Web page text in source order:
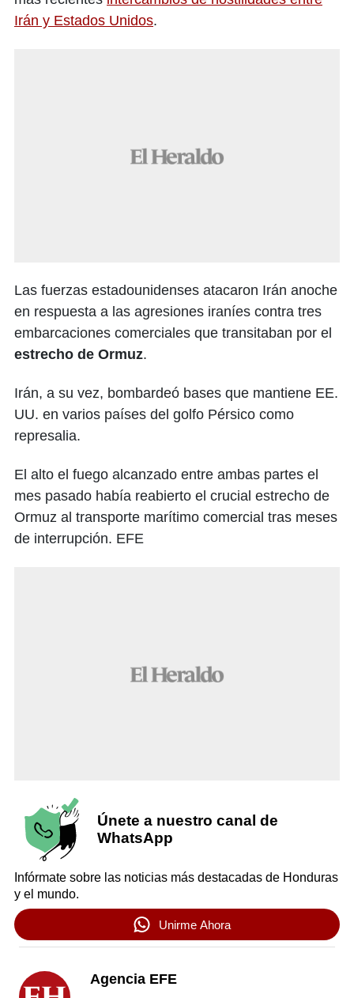
Irán y Estados Unidos.
Las fuerzas estadounidenses atacaron Irán anoche
en respuesta a las agresiones iraníes contra tres
embarcaciones comerciales que transitaban por el
estrecho de Ormuz.
Irán, a su vez, bombardeó bases que mantiene EE.
UU. en varios países del golfo Pérsico como
represalia.
El alto el fuego alcanzado entre ambas partes el
mes pasado había reabierto el crucial estrecho de
Ormuz al transporte marítimo comercial tras meses
de interrupción. EFE
Únete a nuestro canal de
WhatsApp
Infórmate sobre las noticias más destacadas de Honduras
y el mundo.
Unirme Ahora
Agencia EFE